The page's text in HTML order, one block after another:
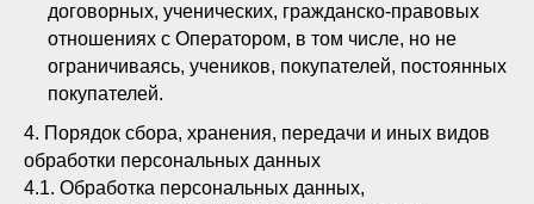
договорных, ученических, гражданско-правовых
отношениях с Оператором, в том числе, но не
ограничиваясь, учеников, покупателей, постоянных
покупателей.
4. Порядок сбора, хранения, передачи и иных видов
обработки персональных данных
4.1. Обработка персональных данных,